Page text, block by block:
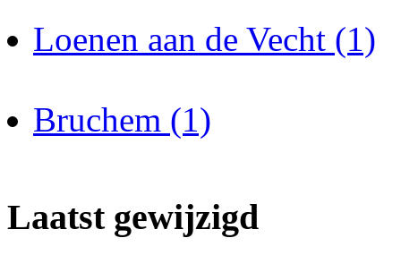
Loenen aan de Vecht (1)
Bruchem (1)
Laatst gewijzigd